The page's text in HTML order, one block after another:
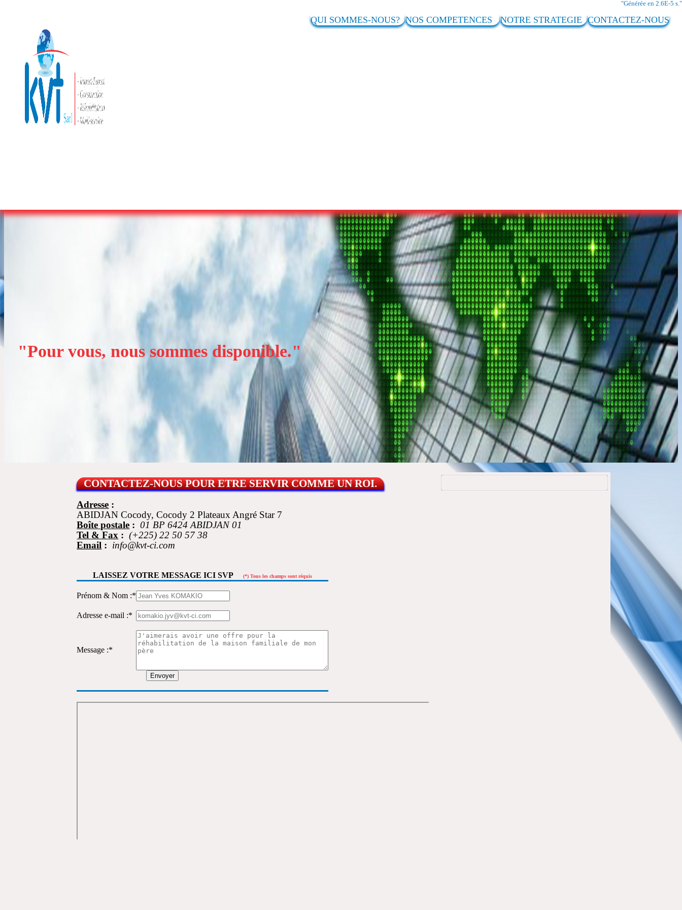
Générée en 2.6E-5 s.
QUI SOMMES-NOUS?NOS COMPETENCESNOTRE STRATEGIECONTACTEZ-NOUS
Pour vous, nous sommes disponible.
CONTACTEZ-NOUS POUR ETRE SERVIR COMME UN ROI.
Adresse :
ABIDJAN Cocody, Cocody 2 Plateaux Angré Star 7
Boîte postale : 01 BP 6424 ABIDJAN 01
Tel & Fax : (+225) 22 50 57 38
Email : info@kvt-ci.com
LAISSEZ VOTRE MESSAGE ICI SVP(*) Tous les champs sont réquis
Prénom & Nom :*
Adresse e-mail :*
Message :*